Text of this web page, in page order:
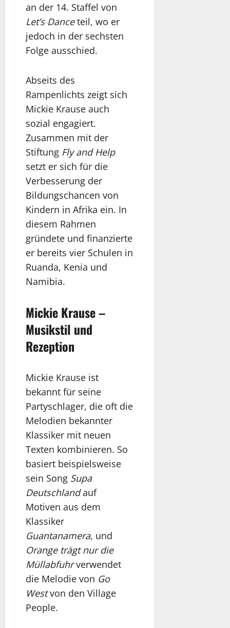
an der 14. Staffel von
Let’s Danceteil, wo er
jedoch in der sechsten
Folge ausschied.
Abseits des
Rampenlichts zeigt sich
Mickie Krause auch
sozial engagiert.
Zusammen mit der
Stiftung Fly and Help
setzt er sich für die
Verbesserung der
Bildungschancen von
Kindern in Afrika ein. In
diesem Rahmen
gründete und finanzierte
er bereits vier Schulen in
Ruanda, Kenia und
Namibia.
Mickie Krause –
Musikstil und
Rezeption
Mickie Krause ist
bekannt für seine
Partyschlager, die oft die
Melodien bekannter
Klassiker mit neuen
Texten kombinieren. So
basiert beispielsweise
sein Song Supa
Deutschlandauf
Motiven aus dem
Klassiker
Guantanamera, und
Orange trägt nur die
Müllabfuhrverwendet
die Melodie von Go
Westvon den Village
People.